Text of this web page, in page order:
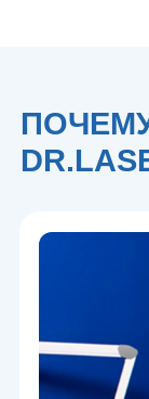
Контроль
стандарты
КРАСОТЫ»